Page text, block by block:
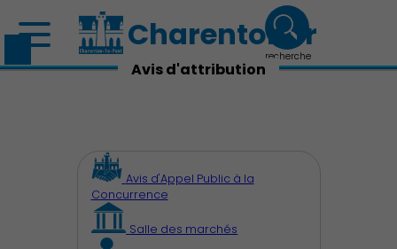
Charenton.fr
recherche
Avis d'attribution
Avis d'Appel Public à la
Concurrence
Salle des marchés